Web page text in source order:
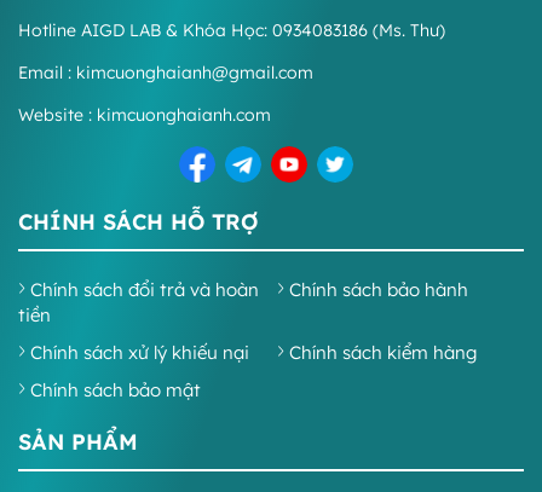
Hotline AIGD LAB & Khóa Học: 0934083186 (Ms. Thư)
Email : kimcuonghaianh@gmail.com
Website : kimcuonghaianh.com
CHÍNH SÁCH HỖ TRỢ
Chính sách đổi trả và hoàn
tiền
Chính sách bảo hành
Chính sách xử lý khiếu nại
Chính sách kiểm hàng
Chính sách bảo mật
SẢN PHẨM